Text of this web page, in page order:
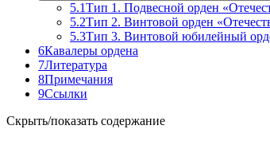
5.1Тип 1. Подвесной орден
5.2Тип 2. Винтовой орден
5.3Тип 3. Винтовой юбилейный
6Кавалеры ордена
7Литература
8Примечания
9Ссылки
Скрыть/показать содержание